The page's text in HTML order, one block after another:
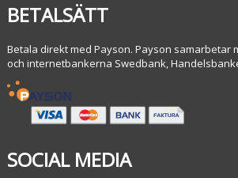
BETALSÄTT
Betala direkt med Payson. Payson samarbetar
och internetbankerna Swedbank,
SOCIAL MEDIA